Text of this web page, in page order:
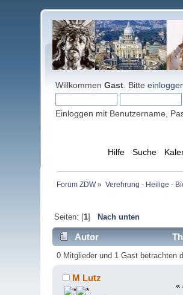
WillkommenGast . Bitte
Einloggen mit Benutzername,
Hilfe Suche
Forum ZDW» Verehrung - Heilige -
Seiten: [1] Nach unten
Autor
0 Mitglieder und 1 Gast betrachten
M Lutz
«